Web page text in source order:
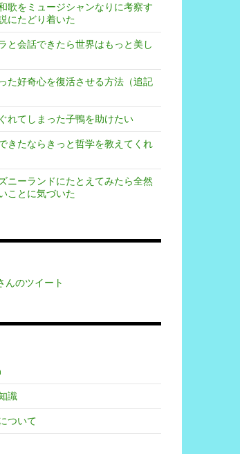
歌をミュージシャンなりに考察す
にたどり着いた
と会話できたら世界はもっと美し
た好奇心を復活させる方法（追記
れてしまった子鴨を助けたい
きたならきっと哲学を教えてくれ
ニーランドにたとえてみたら全然
ことに気づいた
んのツイート
識
ついて